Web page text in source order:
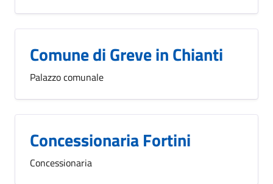
Comune di Greve in Chianti
Palazzo comunale
Concessionaria Fortini
Concessionaria